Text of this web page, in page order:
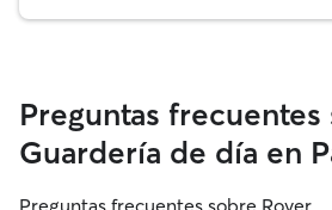
Preguntas frecuentes
Guardería de día en
Preguntas frecuentes sobre Rover